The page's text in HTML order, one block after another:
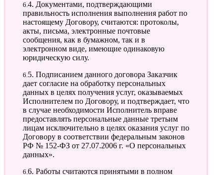
6.4. Документами, подтверждающими
правильность исполнения выполнения работ по
настоящему Договору, считаются: протоколы,
акты, письма, электронные почтовые
сообщения, как в бумажном, так и в
электронном виде, имеющие одинаковую
юридическую силу.
6.5. Подписанием данного договора Заказчик
дает согласие на обработку персональных
данных в целях получения услуг, оказываемых
Исполнителем по Договору, и подтверждает, что
в случае необходимости Исполнитель вправе
предоставлять персональные данные третьим
лицам исключительно в целях оказания услуг по
Договору в соответствии федеральным законов
РФ № 152-ФЗ от 27.07.2006 г. «О персональных
данных».
6.6. Работы считаются принятыми в полном